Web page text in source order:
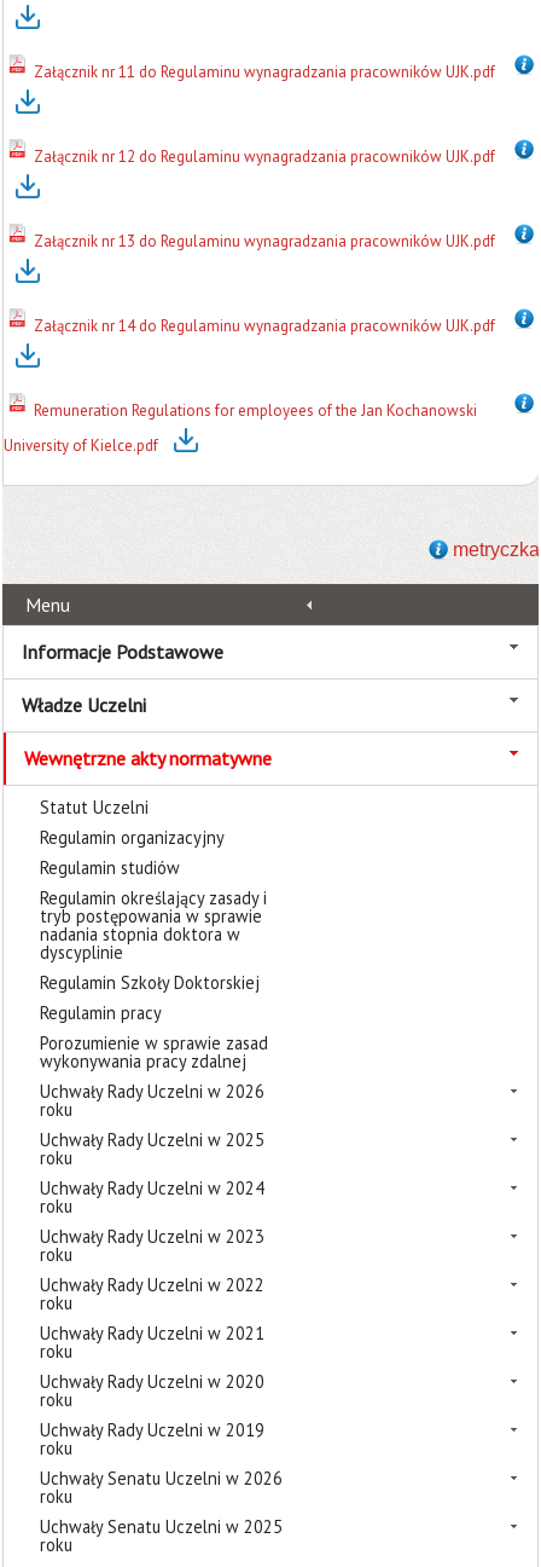
Załącznik nr 11 do Regulaminu wynagradzania pracowników UJK.pdf
Załącznik nr 12 do Regulaminu wynagradzania pracowników UJK.pdf
Załącznik nr 13 do Regulaminu wynagradzania pracowników UJK.pdf
Załącznik nr 14 do Regulaminu wynagradzania pracowników UJK.pdf
Remuneration Regulations for employees of the Jan Kochanowski
University of Kielce.pdf
metryczka
Menu
Informacje Podstawowe
Władze Uczelni
Wewnętrzne akty normatywne
Statut Uczelni
Regulamin organizacyjny
Regulamin studiów
Regulamin określający zasady i
tryb postępowania w sprawie
nadania stopnia doktora w
dyscyplinie
Regulamin Szkoły Doktorskiej
Regulamin pracy
Porozumienie w sprawie zasad
wykonywania pracy zdalnej
Uchwały Rady Uczelni w 2026
roku
Uchwały Rady Uczelni w 2025
roku
Uchwały Rady Uczelni w 2024
roku
Uchwały Rady Uczelni w 2023
roku
Uchwały Rady Uczelni w 2022
roku
Uchwały Rady Uczelni w 2021
roku
Uchwały Rady Uczelni w 2020
roku
Uchwały Rady Uczelni w 2019
roku
Uchwały Senatu Uczelni w 2026
roku
Uchwały Senatu Uczelni w 2025
roku